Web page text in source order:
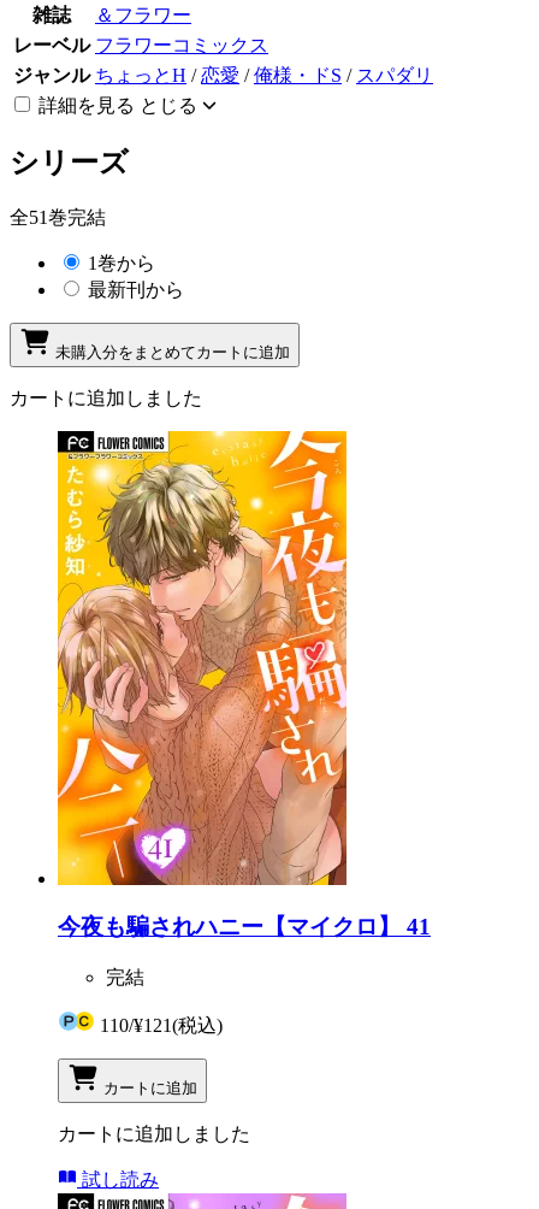
雑誌
＆フラワー
レーベル フラワーコミックス
ジャンル ちょっとH /恋愛 /俺様・ドS / スパダリ
詳細を見る とじる
シリーズ
全51巻完結
1巻から
最新刊から
未購入分をまとめてカートに追加
カートに追加しました
今夜も騙されハニー【マイクロ】 41
完結
110/¥121(税込)
カートに追加
カートに追加しました
試し読み